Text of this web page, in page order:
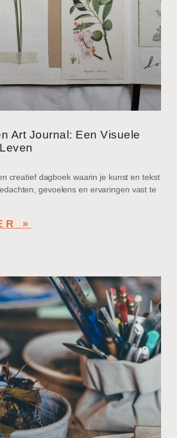
Art Journal: Een Visuele
creatief dagboek waarin je kunst en tekst
gevoelens en ervaringen vast te
»